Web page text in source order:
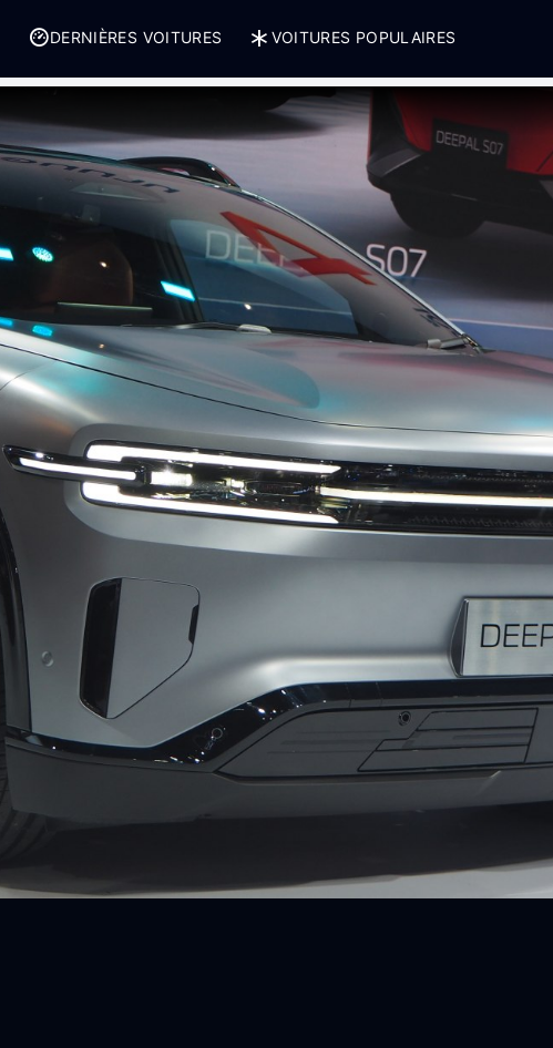
DERNIÈRES VOITURES VOITURES POPULAIRES